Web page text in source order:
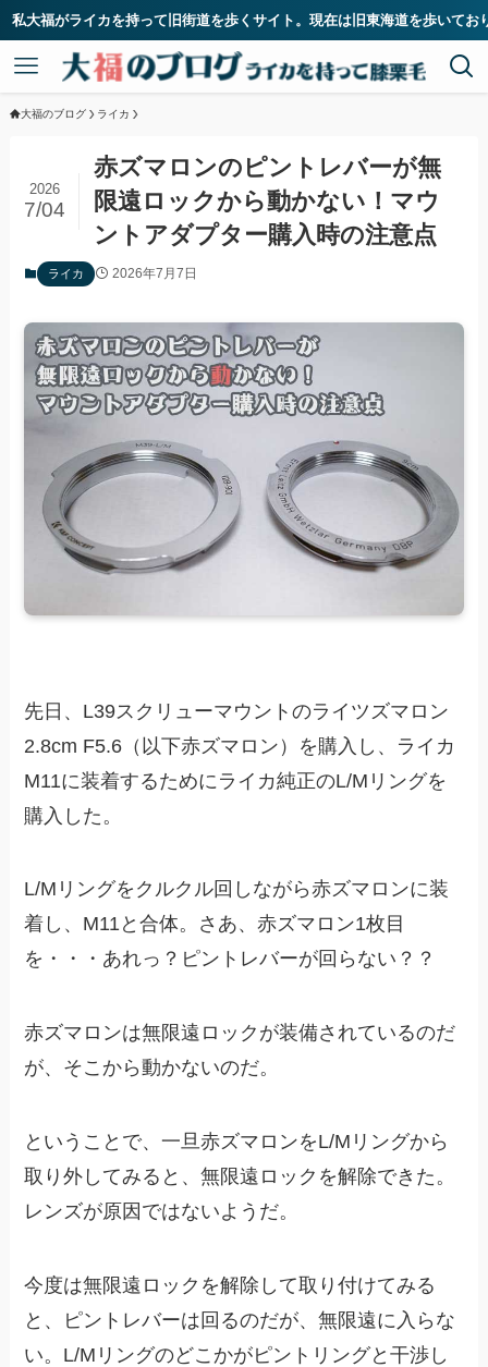
イカを持って旧街道を歩くサイト。現在は旧東海道を歩いており、江戸
大福のブログ ライカ
赤ズマロンのピントレバーが無
限遠ロックから動かない！マウ
ントアダプター購入時の注意点
2026
7/04
ライカ 2026年7月7日
先日、L39スクリューマウントのライツズマロン
2.8cm F5.6（以下赤ズマロン）を購入し、ライカ
M11に装着するためにライカ純正のL/Mリングを
購入した。
L/Mリングをクルクル回しながら赤ズマロンに装
着し、M11と合体。さあ、赤ズマロン1枚目
を・・・あれっ？ピントレバーが回らない？？
赤ズマロンは無限遠ロックが装備されているのだ
が、そこから動かないのだ。
ということで、一旦赤ズマロンをL/Mリングから
取り外してみると、無限遠ロックを解除できた。
レンズが原因ではないようだ。
今度は無限遠ロックを解除して取り付けてみる
と、ピントレバーは回るのだが、無限遠に入らな
い。L/Mリングのどこかがピントリングと干渉し